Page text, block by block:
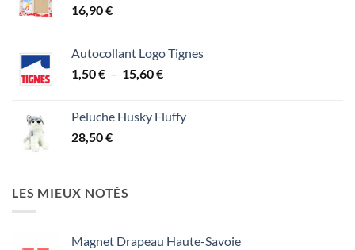
16,90€
Autocollant Logo Tignes
1,50€ – 15,60€Plage
1,50 €
Peluche Husky Fluffy
28,50€
LES MIEUX NOTÉS
Magnet Drapeau Haute-Savoie